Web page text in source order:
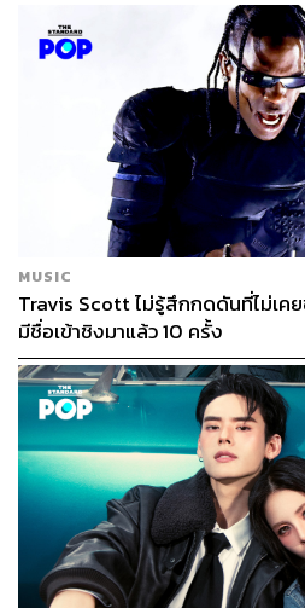
MUSIC
Travis Scott ไม่รู้สึกกดดันที่ไม่เค
มีชื่อเข้าชิงมาแล้ว 10 ครั้ง